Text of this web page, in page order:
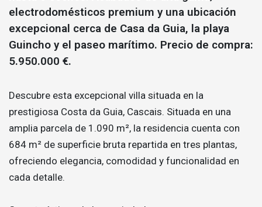
electrodomésticos premium y una ubicación
excepcional cerca de Casa da Guia, la playa
Guincho y el paseo marítimo. Precio de compra:
5.950.000 €.
Descubre esta excepcional villa situada en la
prestigiosa Costa da Guia, Cascais. Situada en una
amplia parcela de 1.090 m², la residencia cuenta con
684 m² de superficie bruta repartida en tres plantas,
ofreciendo elegancia, comodidad y funcionalidad en
cada detalle.